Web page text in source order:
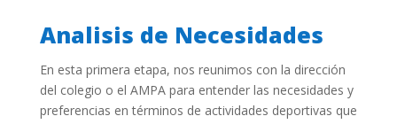
Analisis de Necesidades
En esta primera etapa, nos reunimos con la dirección
del colegio o el AMPA para entender las necesidades y
preferencias en términos de actividades deportivas que